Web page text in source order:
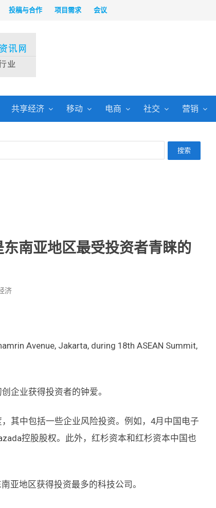
投稿与合作 项目需求 会议
共享经济 移动 电商 社交 营销
南亚地区最受投资者青睐的
济
企业获得投资者的钟爱。
其中包括一些企业风险投资。例如，4月中国电子
控股股权。此外，红杉资本和红杉资本中国也
亚地区获得投资最多的科技公司。